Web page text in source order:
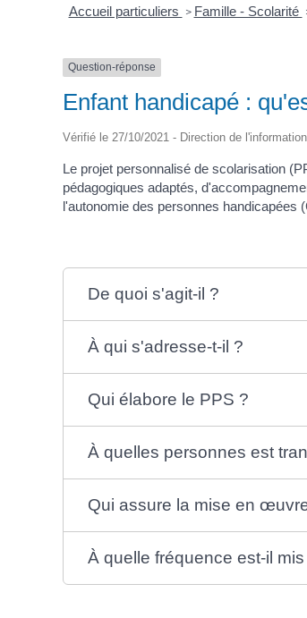
Accueil particuliers > Famille - Scolarité
Question-réponse
Enfant handicapé :
Vérifié le 27/10/2021 - Direction de
Le projet personnalisé de scolarisation
pédagogiques adaptés,
l'autonomie des personnes handicapées
De quoi s'agit-il ?
À qui s'adresse-t-il ?
Qui élabore le PPS ?
À quelles personnes est
Qui assure la mise en
À quelle fréquence est-il